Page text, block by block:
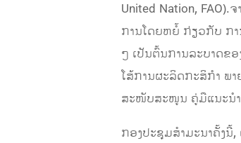
United Nation,
ການ​ໂດຍ​ຫຍໍ້​ ກ່ຽວ​ກັບ​ ກາ
ໆ ເປັນຕົ້ນການລະບາດຂ
ໂສ້ການຜະລິດກະສິກຳ ພ
ສະໜັບສະໜູນ ຄູ່ມືແນະນຳ
ກອງປະຊຸມສໍາມະນາຄັ້ງນີ້